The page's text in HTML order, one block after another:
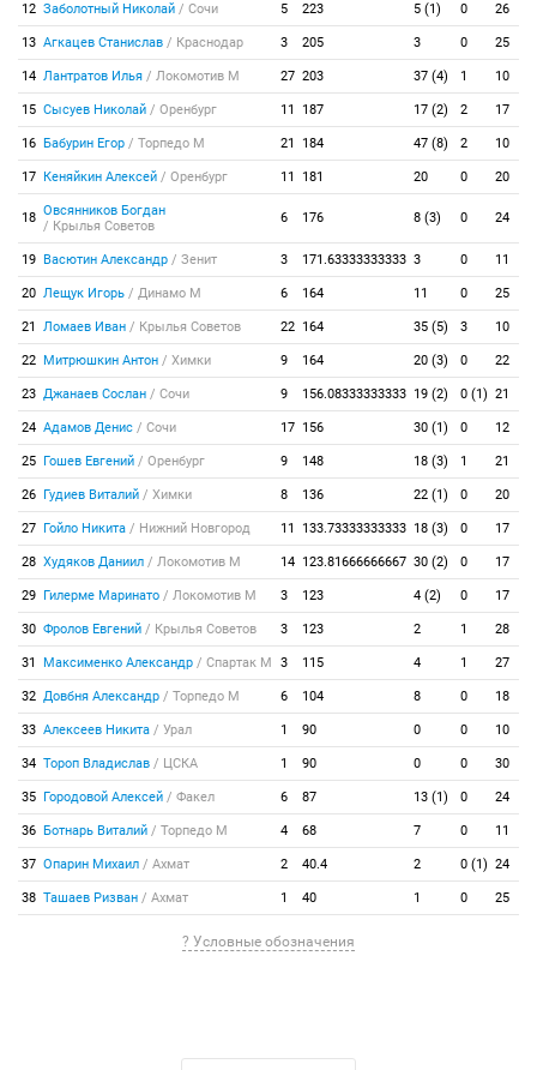
12 Заболотный Николай / Сочи 5 223 5 (1) 0 26
13 Агкацев Станислав / Краснодар 3 205 3 0 25
14 Лантратов Илья / Локомотив М 27 203 37 (4) 1 10
15 Сысуев Николай / Оренбург 11 187 17 (2) 2 17
16 Бабурин Егор / Торпедо М 21 184 47 (8) 2 10
17 Кеняйкин Алексей / Оренбург 11 181 20 0 20
18 Овсянников Богдан
/ Крылья Советов
6 176 8 (3) 0 24
19 Васютин Александр / Зенит 3 171.63333333333 3 0 11
20 Лещук Игорь / Динамо М 6 164 11 0 25
21 Ломаев Иван / Крылья Советов 22 164 35 (5) 3 10
22 Митрюшкин Антон / Химки 9 164 20 (3) 0 22
23 Джанаев Сослан / Сочи 9 156.08333333333 19 (2) 0 (1) 21
24 Адамов Денис / Сочи 17 156 30 (1) 0 12
25 Гошев Евгений / Оренбург 9 148 18 (3) 1 21
26 Гудиев Виталий / Химки 8 136 22 (1) 0 20
27 Гойло Никита / Нижний Новгород 11 133.73333333333 18 (3) 0 17
28 Худяков Даниил / Локомотив М 14 123.81666666667 30 (2) 0 17
29 Гилерме Маринато / Локомотив М 3 123 4 (2) 0 17
30 Фролов Евгений / Крылья Советов 3 123 2 1 28
31 Максименко Александр / Спартак М 3 115 4 1 27
32 Довбня Александр / Торпедо М 6 104 8 0 18
33 Алексеев Никита / Урал 1 90 0 0 10
34 Тороп Владислав / ЦСКА 1 90 0 0 30
35 Городовой Алексей / Факел 6 87 13 (1) 0 24
36 Ботнарь Виталий / Торпедо М 4 68 7 0 11
37 Опарин Михаил / Ахмат 2 40.4 2 0 (1) 24
38 Ташаев Ризван / Ахмат 1 40 1 0 25
? Условные обозначения